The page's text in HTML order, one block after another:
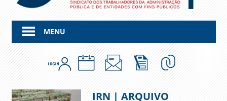
MENU
IRN | ARQUIVO